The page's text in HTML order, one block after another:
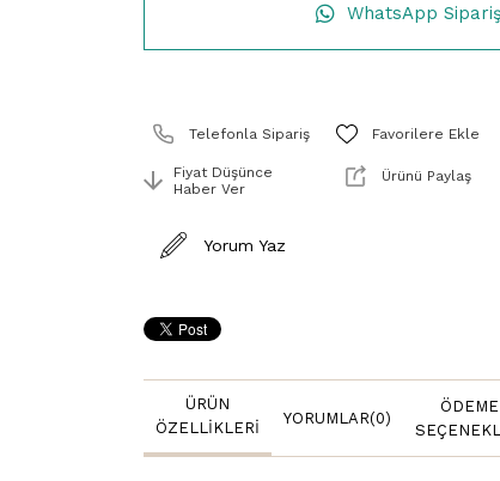
WhatsApp Sipariş
Telefonla Sipariş Favorilere Ekle
Fiyat Düşünce
Haber Ver
Ürünü Paylaş
Yorum Yaz
ÜRÜN
ÖZELLIKLERI
YORUMLAR(0)
ÖDEME